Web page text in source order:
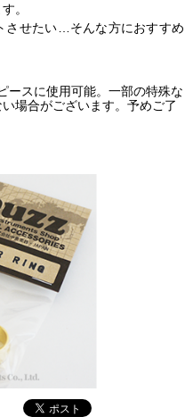
。
させたい…そんな方におすすめ
スに使用可能。一部の特殊な
場合がございます。予めご了